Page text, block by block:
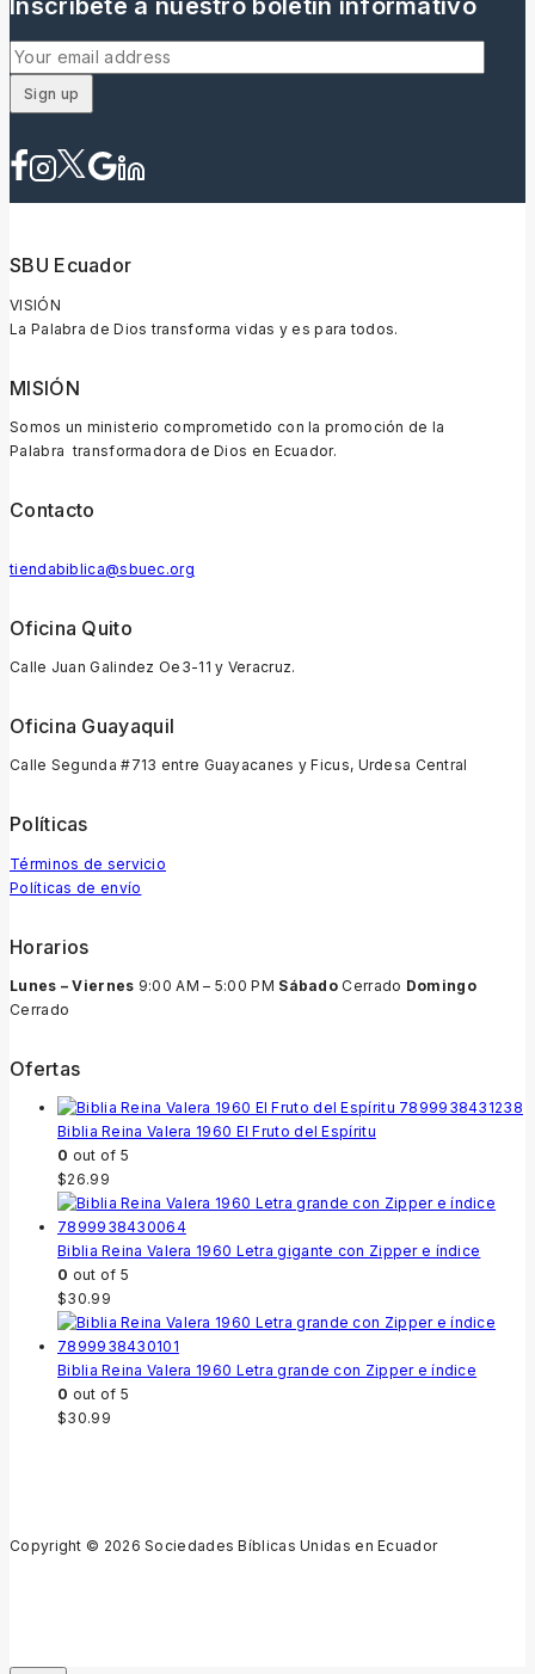
Inscríbete a nuestro boletín informativo
SBU Ecuador
VISIÓN
La Palabra de Dios transforma vidas y es para todos.
MISIÓN
Somos un ministerio comprometido con la promoción de la
Palabra transformadora de Dios en Ecuador.
Contacto
tiendabiblica@sbuec.org
Oficina Quito
Calle Juan Galindez Oe3-11 y Veracruz.
Oficina Guayaquil
Calle Segunda #713 entre Guayacanes y Ficus, Urdesa Central
Políticas
Términos de servicio
Políticas de envío
Horarios
Lunes – Viernes 9:00 AM – 5:00 PM Sábado Cerrado Domingo
Cerrado
Ofertas
Biblia Reina Valera 1960 El Fruto del Espíritu
0 out of 5
$26.99
Biblia Reina Valera 1960 Letra gigante con Zipper e índice
0 out of 5
$30.99
Biblia Reina Valera 1960 Letra grande con Zipper e índice
0 out of 5
$30.99
Copyright © 2026 Sociedades Bíblicas Unidas en Ecuador